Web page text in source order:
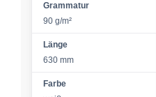
Grammatur
90 g/m²
Länge
630 mm
Farbe